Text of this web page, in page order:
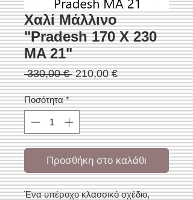
Χαλί Μάλλινο
"Pradesh 170 Χ 230
MA 21"
330,00 € Κανονική
τιμή
210,00 €Τιμή
Έκπτωσης
Ποσότητα *
Προσθήκη στο καλάθι
Ένα υπέροχο κλασσικό σχέδιο,